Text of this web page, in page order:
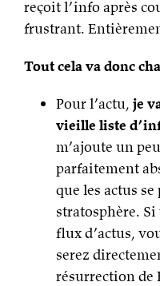
reçoit l’info après
frustrant.
Tout cela va donc
Pour l’actu, je
vieille liste
m’ajoute un
parfaitement
que les actus
stratosphère. Si
flux d’actus,
serez
résurrection de